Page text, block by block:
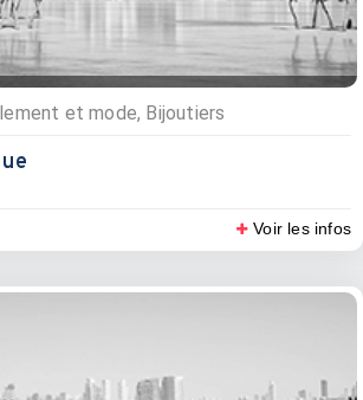
et mode, Bijoutiers
Voir les infos